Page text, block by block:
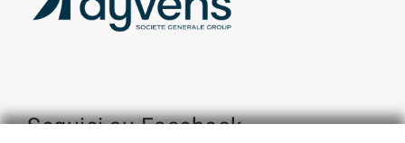
Seguici su Facebook